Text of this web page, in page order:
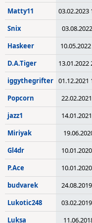
Matty11 03.02.2023
Snix
Haskeer
D.A.Tiger 13.01.2022
iggythegrifter 01.12.2021
Popcorn
jazz1
Miriyak
Gl4dr
P.Ace
budvarek
Lukotic248
Luksa